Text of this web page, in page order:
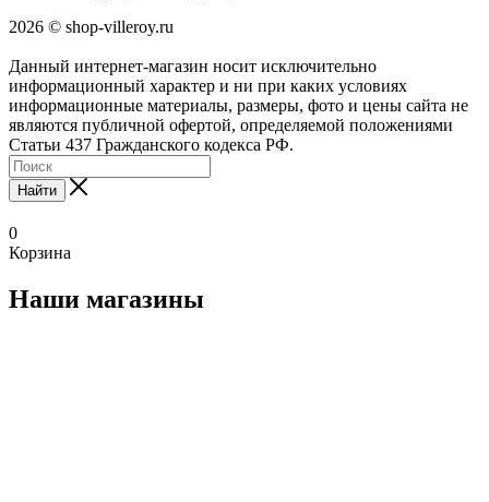
2026 © shop-villeroy.ru
Данный интернет-магазин носит исключительно
информационный характер и ни при каких условиях
информационные материалы, размеры, фото и цены сайта не
являются публичной офертой, определяемой положениями
Статьи 437 Гражданского кодекса РФ.
Найти
0
Корзина
Наши магазины